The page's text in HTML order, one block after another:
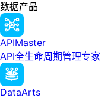
数据产品
APIMaster
API全生命周期管理专家
DataArts